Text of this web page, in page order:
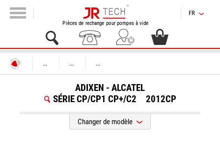
Pièces de rechange pour pompes à vide
FR
... ... ...
ADIXEN - ALCATEL
SÉRIE CP/CP1 CP+/C2
2012CP
Changer de modèle